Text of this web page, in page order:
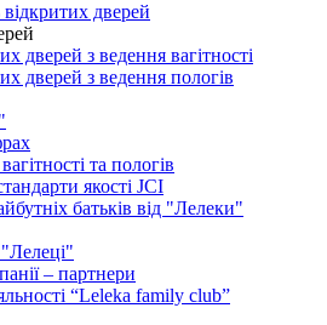
дверей
дверей з ведення вагітності
дверей з ведення пологів
та пологів
якості JCI
батьків від "Лелеки"
– партнери
“Leleka family club”